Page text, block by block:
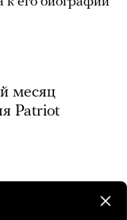
месяц
Patriot